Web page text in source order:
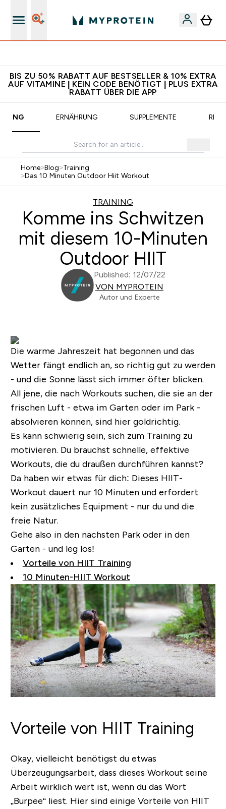
BIS ZU 50% RABATT AUF BESTSELLER & 10% EXTRA
AUF VITAMINE | KEIN CODE BENÖTIGT | PLUS EXTRA
RABATT ÜBER DIE APP
ERNÄHRUNG SUPPLEMENTE
Home>Blog>Training
>Das 10 Minuten Outdoor Hiit Workout
TRAINING
Komme ins Schwitzen
mit diesem 10-Minuten
Outdoor HIIT
Published: 12/07/22
VON MYPROTEIN
Autor und Experte
Die warme Jahreszeit hat begonnen und das
Wetter fängt endlich an, so richtig gut zu werden
- und die Sonne lässt sich immer öfter blicken.
All jene, die nach Workouts suchen, die sie an der
frischen Luft - etwa im Garten oder im Park -
absolvieren können, sind hier goldrichtig.
Es kann schwierig sein, sich zum Training zu
motivieren. Du brauchst schnelle, effektive
Workouts, die du draußen durchführen kannst?
Da haben wir etwas für dich: Dieses HIIT-
Workout dauert nur 10 Minuten und erfordert
kein zusätzliches Equipment - nur du und die
freie Natur.
Gehe also in den nächsten Park oder in den
Garten - und leg los!
Vorteile von HIIT Training
10 Minuten-HIIT Workout
Vorteile von HIIT Training
Okay, vielleicht benötigst du etwas
Überzeugungsarbeit, dass dieses Workout seine
Arbeit wirklich wert ist, wenn du das Wort
„Burpee“ liest. Hier sind einige Vorteile von HIIT